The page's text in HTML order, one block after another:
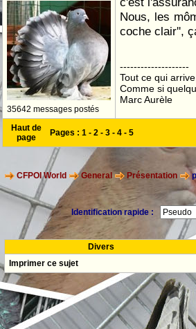
35642 messages postés
Nous, les
coche clair'',
--------------------
Tout ce qui
Comme si
Marc Aurèle
Haut de
page
Pages : 1 - 2 - 3 - 4 - 5
CFPOI World General Présentation
Identification rapide :
Divers
Imprimer ce sujet